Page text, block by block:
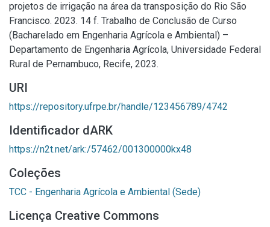
projetos de irrigação na área da transposição do Rio São
Francisco. 2023. 14 f. Trabalho de Conclusão de Curso
(Bacharelado em Engenharia Agrícola e Ambiental) –
Departamento de Engenharia Agrícola, Universidade Federal
Rural de Pernambuco, Recife, 2023.
URI
https://repository.ufrpe.br/handle/123456789/4742
Identificador dARK
https://n2t.net/ark:/57462/001300000kx48
Coleções
TCC - Engenharia Agrícola e Ambiental (Sede)
Licença Creative Commons